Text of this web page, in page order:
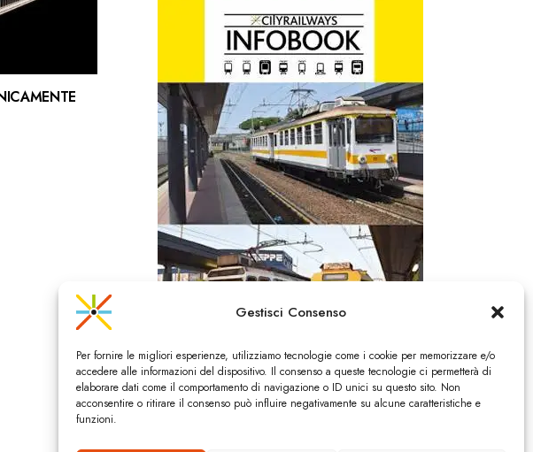
Gestisci Consenso
Per fornire le migliori esperienze, utilizziamo tecnologie come i cookie per memorizzare e/o
accedere alle informazioni del dispositivo. Il consenso a queste tecnologie ci permetterà di
elaborare dati come il comportamento di navigazione o ID unici su questo sito. Non
acconsentire o ritirare il consenso può influire negativamente su alcune caratteristiche e
funzioni.